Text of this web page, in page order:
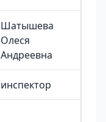
Шатышева
Олеся
Андреевна
инспектор